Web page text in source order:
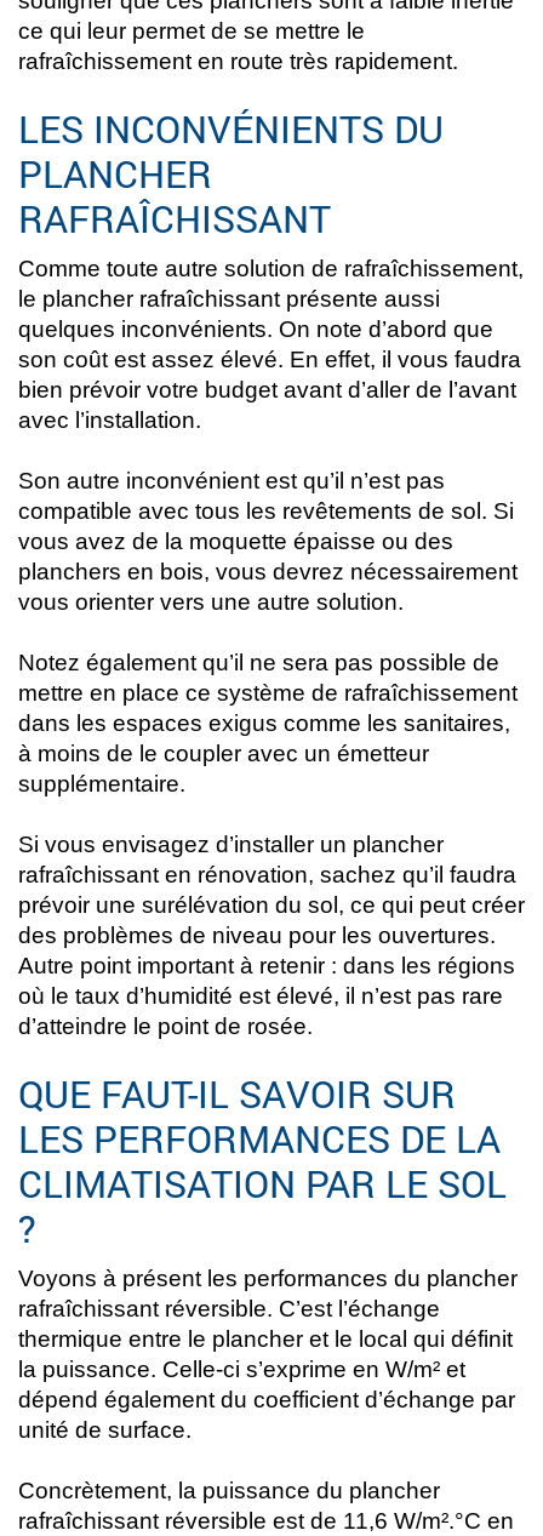
ce qui leur permet de se mettre le
rafraîchissement en route très rapidement.
LES INCONVÉNIENTS DU
PLANCHER
RAFRAÎCHISSANT
Comme toute autre solution de rafraîchissement,
le plancher rafraîchissant présente aussi
quelques inconvénients. On note d’abord que
son coût est assez élevé. En effet, il vous faudra
bien prévoir votre budget avant d’aller de l’avant
avec l’installation.
Son autre inconvénient est qu’il n’est pas
compatible avec tous les revêtements de sol. Si
vous avez de la moquette épaisse ou des
planchers en bois, vous devrez nécessairement
vous orienter vers une autre solution.
Notez également qu’il ne sera pas possible de
mettre en place ce système de rafraîchissement
dans les espaces exigus comme les sanitaires,
à moins de le coupler avec un émetteur
supplémentaire.
Si vous envisagez d’installer un plancher
rafraîchissant en rénovation, sachez qu’il faudra
prévoir une surélévation du sol, ce qui peut créer
des problèmes de niveau pour les ouvertures.
Autre point important à retenir : dans les régions
où le taux d’humidité est élevé, il n’est pas rare
d’atteindre le point de rosée.
QUE FAUT-IL SAVOIR SUR
LES PERFORMANCES DE LA
CLIMATISATION PAR LE SOL
?
Voyons à présent les performances du plancher
rafraîchissant réversible. C’est l’échange
thermique entre le plancher et le local qui définit
la puissance. Celle-ci s’exprime en W/m² et
dépend également du coefficient d’échange par
unité de surface.
Concrètement, la puissance du plancher
rafraîchissant réversible est de 11,6 W/m².°C en